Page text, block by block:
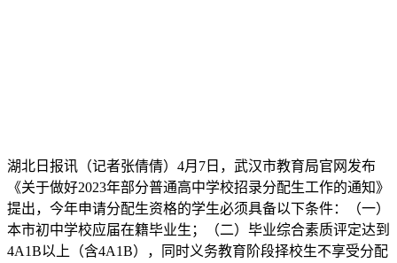
湖北日报讯（记者张倩倩）4月7日，武汉市教育局官网发布
《关于做好2023年部分普通高中学校招录分配生工作的通知》
提出，今年申请分配生资格的学生必须具备以下条件：（一）
本市初中学校应届在籍毕业生；（二）毕业综合素质评定达到
4A1B以上（含4A1B），同时义务教育阶段择校生不享受分配